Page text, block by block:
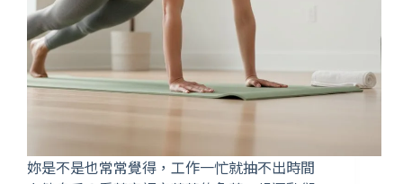
妳是不是也常常覺得，工作一忙就抽不出時間